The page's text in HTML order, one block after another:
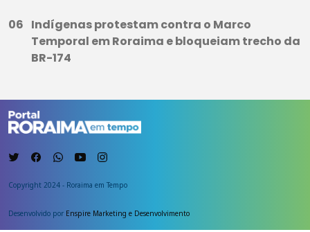
Indígenas protestam contra o Marco
Temporal em Roraima e bloqueiam trecho da
BR-174
Copyright 2024 - Roraima em Tempo
Desenvolvido por Enspire Marketing e Desenvolvimento